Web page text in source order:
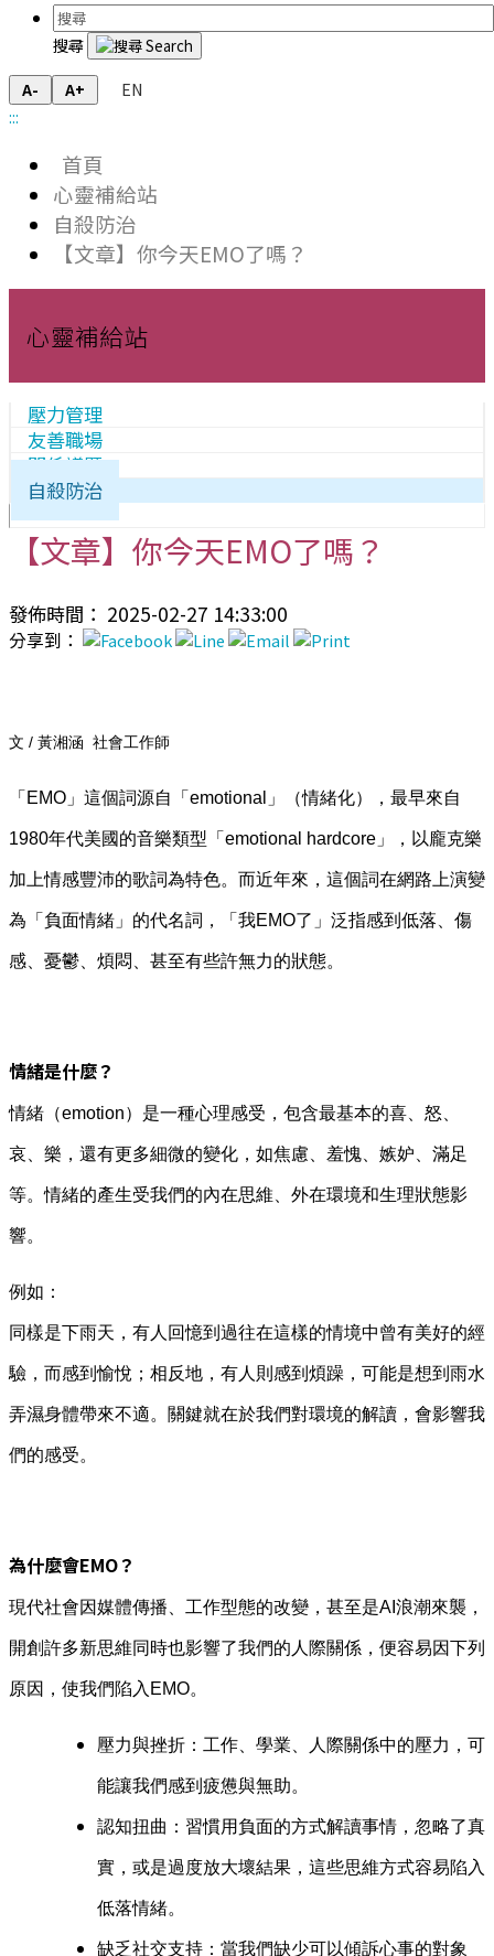
搜尋
A- A+
EN
:::
首頁
心靈補給站
自殺防治
【文章】你今天EMO了嗎？
心靈補給站
壓力管理
友善職場
關係議題
自殺防治
【文章】你今天EMO了嗎？
發佈時間： 2025-02-27 14:33:00
分享到：
文 / 黃湘涵 社會工作師
「EMO」這個詞源自「emotional」（情緒化），最早來自
1980年代美國的音樂類型「emotional hardcore」，以龐克樂
加上情感豐沛的歌詞為特色。而近年來，這個詞在網路上演變
為「負面情緒」的代名詞，「我EMO了」泛指感到低落、傷
感、憂鬱、煩悶、甚至有些許無力的狀態。
情緒是什麼？
情緒（emotion）是一種心理感受，包含最基本的喜、怒、
哀、樂，還有更多細微的變化，如焦慮、羞愧、嫉妒、滿足
等。情緒的產生受我們的內在思維、外在環境和生理狀態影
響。
例如：
同樣是下雨天，有人回憶到過往在這樣的情境中曾有美好的經
驗，而感到愉悅；相反地，有人則感到煩躁，可能是想到雨水
弄濕身體帶來不適。關鍵就在於我們對環境的解讀，會影響我
們的感受。
為什麼會EMO？
現代社會因媒體傳播、工作型態的改變，甚至是AI浪潮來襲，
開創許多新思維同時也影響了我們的人際關係，便容易因下列
原因，使我們陷入EMO。
壓力與挫折：工作、學業、人際關係中的壓力，可
能讓我們感到疲憊與無助。
認知扭曲：習慣用負面的方式解讀事情，忽略了真
實，或是過度放大壞結果，這些思維方式容易陷入
低落情緒。
缺乏社交支持：當我們缺少可以傾訴心事的對象